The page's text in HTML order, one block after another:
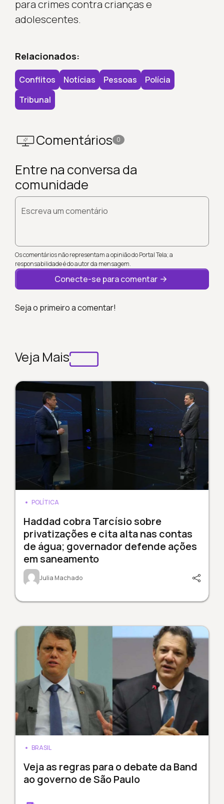
para crimes contra crianças e
adolescentes.
Relacionados:
Conflitos Notícias Pessoas
Polícia
Tribunal
Comentários 0
Entre na conversa da
comunidade
Escreva um comentário
Os comentários não representam a opinião do Portal Tela; a
responsabilidade é do autor da mensagem.
Conecte-se para comentar
Seja o primeiro a comentar!
Veja Mais
POLÍTICA
Haddad cobra Tarcísio sobre
privatizações e cita alta nas contas
de água; governador defende ações
em saneamento
Julia Machado
BRASIL
Veja as regras para o debate da Band
ao governo de São Paulo